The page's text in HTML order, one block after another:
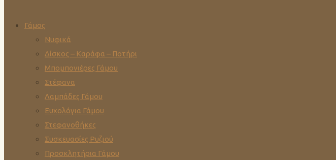
Γάμος
Νυφικά
Δίσκος – Καράφα – Ποτήρι
Μπομπονιέρες Γάμου
Στέφανα
Λαμπάδες Γάμου
Ευχολόγια Γάμου
Στεφανοθήκες
Συσκευασίες Ρυζιού
Προσκλητήρια Γάμου